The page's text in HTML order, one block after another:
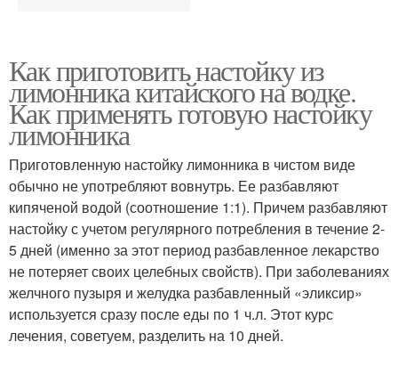
Как приготовить настойку из
лимонника китайского на водке.
Как применять готовую настойку
лимонника
Приготовленную настойку лимонника в чистом виде
обычно не употребляют вовнутрь. Ее разбавляют
кипяченой водой (соотношение 1:1). Причем разбавляют
настойку с учетом регулярного потребления в течение 2-
5 дней (именно за этот период разбавленное лекарство
не потеряет своих целебных свойств). При заболеваниях
желчного пузыря и желудка разбавленный «эликсир»
используется сразу после еды по 1 ч.л. Этот курс
лечения, советуем, разделить на 10 дней.